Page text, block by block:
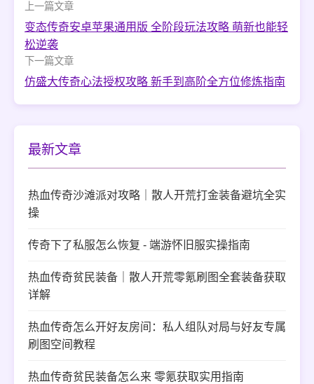
上一篇文章
变态传奇安卓苹果通用版 全阶段玩法攻略 萌新也能轻
松逆袭
下一篇文章
仿盛大传奇心法授权攻略 新手到高阶全方位修炼指南
最新文章
热血传奇沙滩派对攻略｜散人开荒打金装备避坑全实
操
传奇下了私服怎么恢复 - 端游怀旧服实操指南
热血传奇贫民装备｜散人开荒零氪刷图全套装备获取
详解
热血传奇怎么开好友房间：私人组队对局与好友专属
刷图空间教程
热血传奇贫民装备怎么来 零氪获取实用指南